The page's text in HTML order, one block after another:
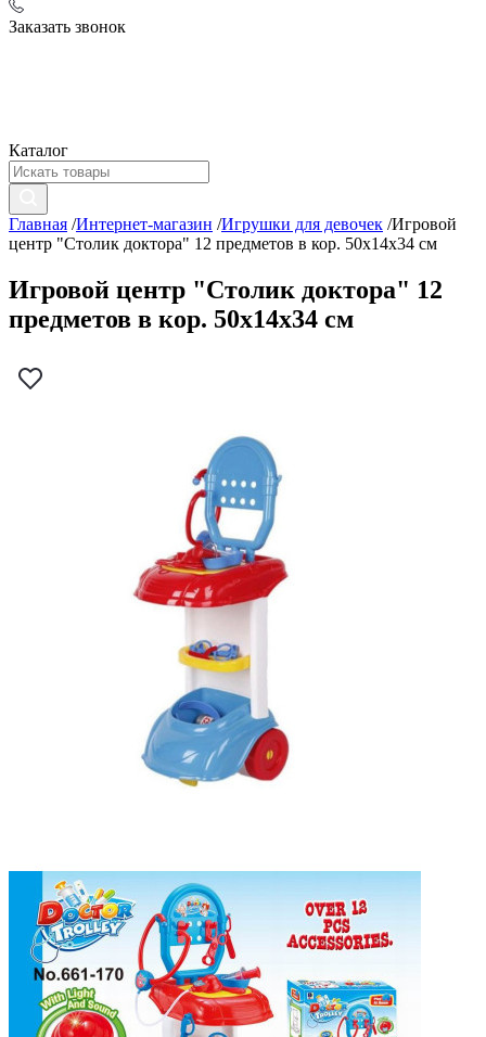
Заказать звонок
Каталог
Главная /Интернет-магазин /Игрушки для девочек /Игровой
центр "Столик доктора" 12 предметов в кор. 50х14х34 см
Игровой центр "Столик доктора" 12
предметов в кор. 50х14х34 см